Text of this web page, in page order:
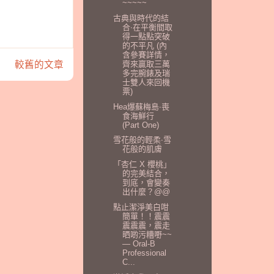
較舊的文章
~~~~~
古典與時代的結
合‧在平衡間取
得一點點突破
的不平凡 (內
含參賽詳情，
齊來贏取三萬
多完腕錶及瑞
士雙人來回機
票)
Hea爆蘇梅島‧喪
食海鮮行
(Part One)
雪花般的輕柔‧雪
花般的肌膚
「杏仁 X 櫻桃」
的完美結合，
到底，會變奏
出什麼？@@
點止潔淨美白咁
簡單！！震震
震震震，震走
晒啲污糟嘢~~
— Oral-B
Professional
C...